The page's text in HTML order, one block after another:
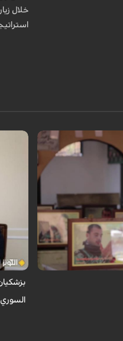
خلال
تحت وطأة الحرب، حيث
والدمار، فنرى بعيونهم
قال
بإمكانهم
السوري